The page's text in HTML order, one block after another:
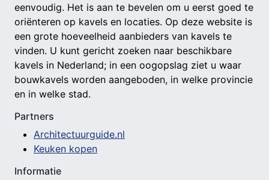
eenvoudig. Het is aan te bevelen om u eerst goed te
oriënteren op kavels en locaties. Op deze website is
een grote hoeveelheid aanbieders van kavels te
vinden. U kunt gericht zoeken naar beschikbare
kavels in Nederland; in een oogopslag ziet u waar
bouwkavels worden aangeboden, in welke provincie
en in welke stad.
Partners
Architectuurguide.nl
Keuken kopen
Informatie